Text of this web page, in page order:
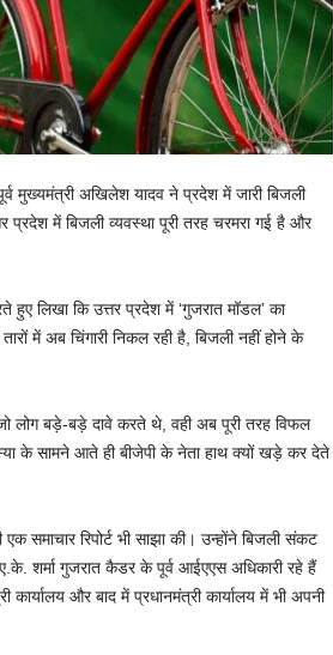
मुख्यमंत्री अखिलेश यादव ने प्रदेश में जारी बिजली
प्रदेश में बिजली व्यवस्था पूरी तरह चरमरा गई है और
हुए लिखा कि उत्तर प्रदेश में ‘गुजरात मॉडल’ का
में अब चिंगारी निकल रही है, बिजली नहीं होने के
लोग बड़े-बड़े दावे करते थे, वही अब पूरी तरह विफल
के सामने आते ही बीजेपी के नेता हाथ क्यों खड़े कर देते
समाचार रिपोर्ट भी साझा की। उन्होंने बिजली संकट
शर्मा गुजरात कैडर के पूर्व आईएएस अधिकारी रहे हैं
और बाद में प्रधानमंत्री कार्यालय में भी अपनी